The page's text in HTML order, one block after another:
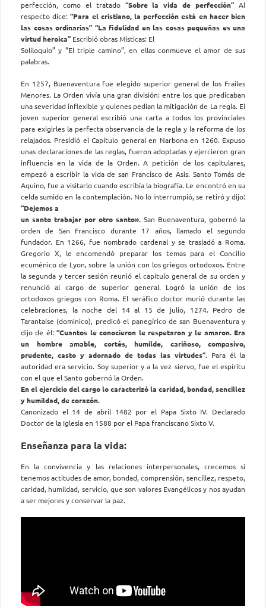
perfección, como el tratado “Sobre la vida de perfección” Al
respecto dice:“Para el cristiano, la perfección está en hacer bien
las cosas ordinarias” “La fidelidad en las cosas pequeñas es una
virtud heroica” Escribió obras Místicas: El
Soliloquio” y “El triple camino”, en ellas conmueve el amor de sus
palabras.
En 1257, Buenaventura fue elegido superior general de los Frailes
Menores. La Orden vivía una gran división: entre los que predicaban
una severidad inflexible y quienes pedían la mitigación de La regla. El
joven superior general escribió una carta a todos los provinciales
para exigirles la perfecta observancia de la regla y la reforma de los
relajados. Presidió el Capítulo general en Narbona en 1260. Expuso
unas declaraciones de las reglas, fueron adoptadas y ejercieron gran
influencia en la vida de la Orden. A petición de los capitulares,
empezó a escribir la vida de san Francisco de Asís. Santo Tomás de
Aquino, fue a visitarlo cuando escribía la biografía. Le encontró en su
celda sumido en la contemplación. No lo interrumpió, se retiró y dijo:
“Dejemos a
un santo trabajar por otro santo». San Buenaventura, gobernó la
orden de San Francisco durante 17 años, llamado el segundo
fundador. En 1266, fue nombrado cardenal y se trasladó a Roma.
Gregorio X, le encomendó preparar los temas para el Concilio
ecuménico de Lyon, sobre la unión con los griegos ortodoxos. Entre
la segunda y tercer sesión reunió el capítulo general de su orden y
renunció al cargo de superior general. Logró la unión de los
ortodoxos griegos con Roma. El seráfico doctor murió durante las
celebraciones, la noche del 14 al 15 de julio, 1274. Pedro de
Tarantaise (dominico), predicó el panegírico de san Buenaventura y
dijo de él:“Cuantos le conocieron le respetaron y le amaron. Era
un hombre amable, cortés, humilde, cariñoso, compasivo,
prudente, casto y adornado de todas las virtudes”. Para él la
autoridad era servicio. Soy superior y a la vez siervo, fue el espíritu
con el que el Santo gobernó la Orden.
En el ejercicio del cargo lo caracterizó la caridad, bondad, sencillez
y humildad, de corazón.
Canonizado el 14 de abril 1482 por el Papa Sixto IV. Declarado
Doctor de la Iglesia en 1588 por el Papa franciscano Sixto V.
Enseñanza para la vida:
En la convivencia y las relaciones interpersonales, crecemos si
tenemos actitudes de amor, bondad, comprensión, sencillez, respeto,
caridad, humildad, servicio, que son valores Evangélicos y nos ayudan
a ser mejores y conservar la paz.